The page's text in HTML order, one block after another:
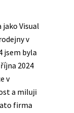
Visual
v
jsem byla
2024
v
a miluji
firma